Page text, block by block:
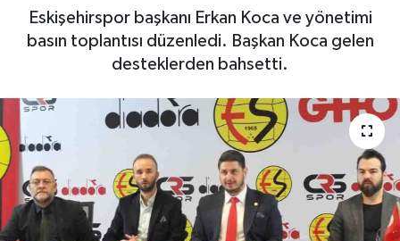
Eskişehirspor başkanı Erkan Koca ve yönetimi
basın toplantısı düzenledi. Başkan Koca gelen
desteklerden bahsetti.
Eğitim
Ekonomi
Sağlık
Resmi ilanlar
Tüm Manşetler
Son Dakika Haberleri
Haber Arşivi